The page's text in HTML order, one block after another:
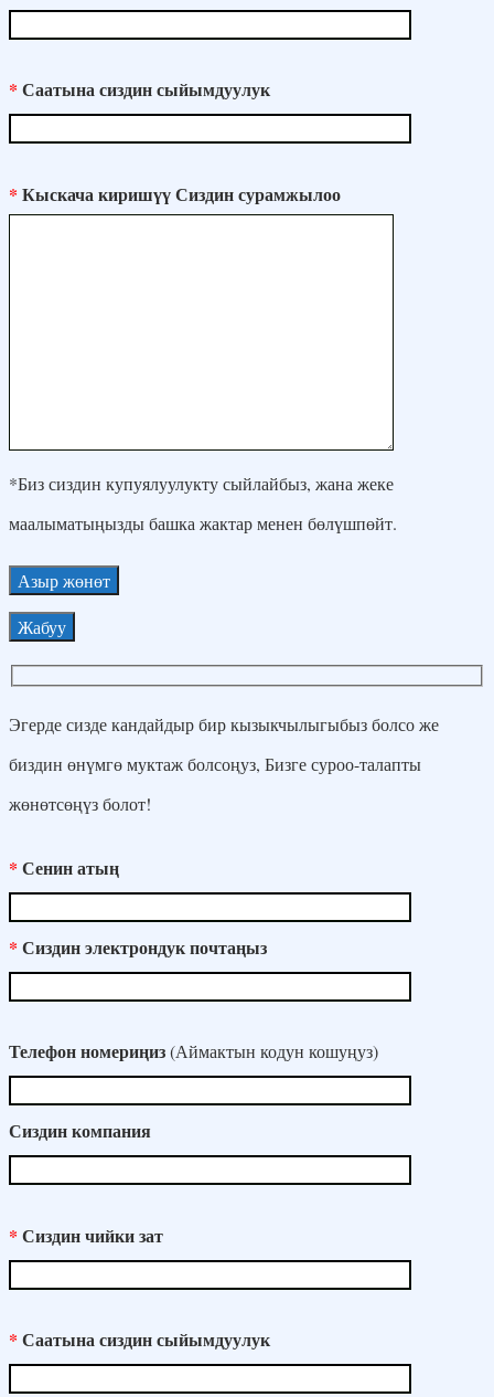
* Саатына сиздин сыйымдуулук
* Кыскача киришүү Сиздин сурамжылоо
*Биз сиздин купуялуулукту сыйлайбыз, жана жеке
маалыматыңызды башка жактар ​​менен бөлүшпөйт.
Жабуу
Эгерде сизде кандайдыр бир кызыкчылыгыбыз болсо же
биздин өнүмгө муктаж болсоңуз, Бизге суроо-талапты
жөнөтсөңүз болот!
* Сенин атың
* Сиздин электрондук почтаңыз
Телефон номериңиз(Аймактын кодун кошуңуз)
Сиздин компания
* Сиздин чийки зат
* Саатына сиздин сыйымдуулук